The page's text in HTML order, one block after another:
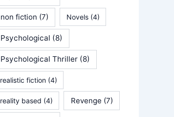
non fiction (7) Novels(4)
Psychological (8)
Psychological Thriller(8)
realistic fiction(4)
reality based (4) Revenge (7)